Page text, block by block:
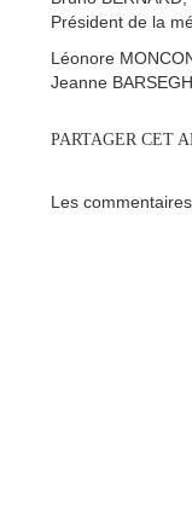
Président de la
Léonore
Jeanne
PARTAGER CET
Les